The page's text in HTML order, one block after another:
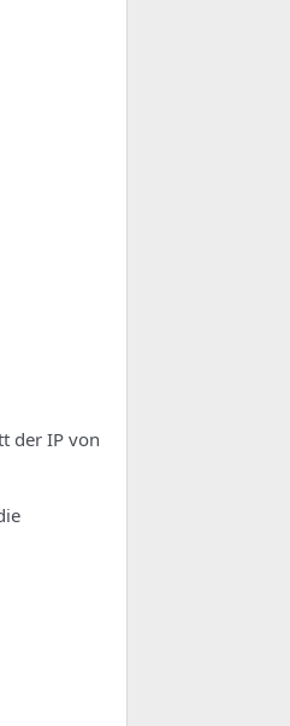
der IP von